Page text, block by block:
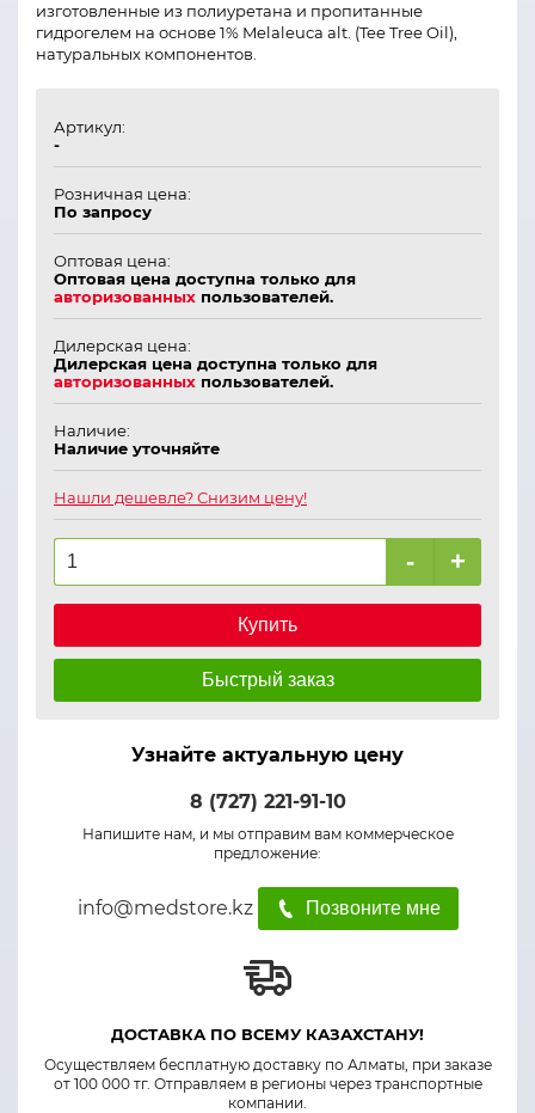
изготовленные из полиуретана и пропитанные
гидрогелем на основе 1% Melaleuca alt. (Tee Tree Oil),
натуральных компонентов.
Артикул:
-
Розничная цена:
По запросу
Оптовая цена:
Оптовая цена доступна только для
авторизованных пользователей.
Дилерская цена:
Дилерская цена доступна только для
авторизованных пользователей.
Наличие:
Наличие уточняйте
Нашли дешевле? Снизим цену!
- +
Купить
Быстрый заказ
Узнайте актуальную цену
8 (727) 221-91-10
Напишите нам, и мы отправим вам коммерческое
предложение:
info@medstore.kz Позвоните мне
ДОСТАВКА ПО ВСЕМУ КАЗАХСТАНУ!
Осуществляем бесплатную доставку по Алматы, при заказе
от 100 000 тг. Отправляем в регионы через транспортные
компании.